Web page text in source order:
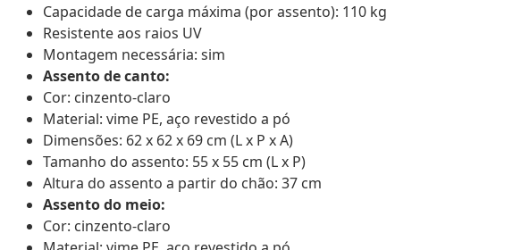
Capacidade de carga máxima (por assento): 110 kg
Resistente aos raios UV
Montagem necessária: sim
Assento de canto:
Cor: cinzento-claro
Material: vime PE, aço revestido a pó
Dimensões: 62 x 62 x 69 cm (L x P x A)
Tamanho do assento: 55 x 55 cm (L x P)
Altura do assento a partir do chão: 37 cm
Assento do meio:
Cor: cinzento-claro